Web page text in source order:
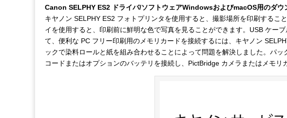
Canon SELPHY ES2 ドライバ/ソフトウェアWindowsおよびmacOS用のダウ
キヤノン SELPHY ES2 フォトプリンタを使用すると、撮影場所を印刷するこ
イを使用すると、印刷前に鮮明な色で写真を見ることができます。USB ケー
て、便利な PC フリー印刷用のメモリカードを接続するには、キヤノン
ックで染料ロールと紙を組み合わせることによって問題を解決しました。パ
コードまたはオプションのバッテリを接続し、PictBridge カメラまたはメモリ